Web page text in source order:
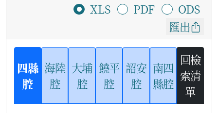
XLS
PDF
ODS
匯出
四縣
腔
海陸
腔
大埔
腔
饒平
腔
詔安
腔
南四
縣腔
回檢
索清
單